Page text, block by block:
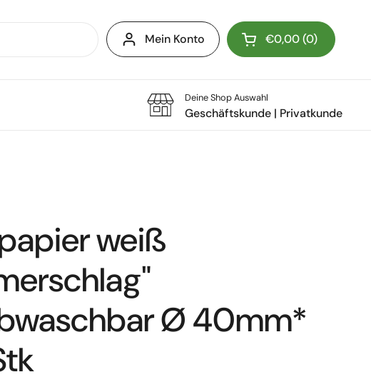
Mein Konto Warenkorb öffnen
€0,00 0
Deine Shop Auswahl
Geschäftskunde | Privatkunde
weiß
Ø 40mm*